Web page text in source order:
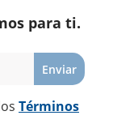
para ti.
Enviar
Términos